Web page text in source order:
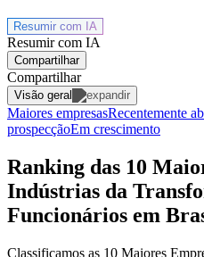
Resumir com IA
Resumir com IA
Compartilhar
Compartilhar
Visão geral
Maiores empresasRecentemente
prospecçãoEm crescimento
Ranking das 10
Indústrias da
Funcionários em
Classificamos as 10 Maiores